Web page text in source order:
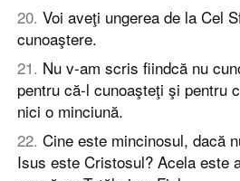
20. Voi aveţi ungerea de la Cel
cunoaştere.
21. Nu v-am scris fiindcă nu
pentru că-l cunoaşteţi şi pentru
nici o minciună.
22. Cine este mincinosul, dacă
Isus este Cristosul? Acela este